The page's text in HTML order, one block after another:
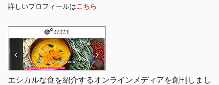
詳しいプロフィールはこちら
エシカルな食を紹介するオンラインメディアを創刊しまし